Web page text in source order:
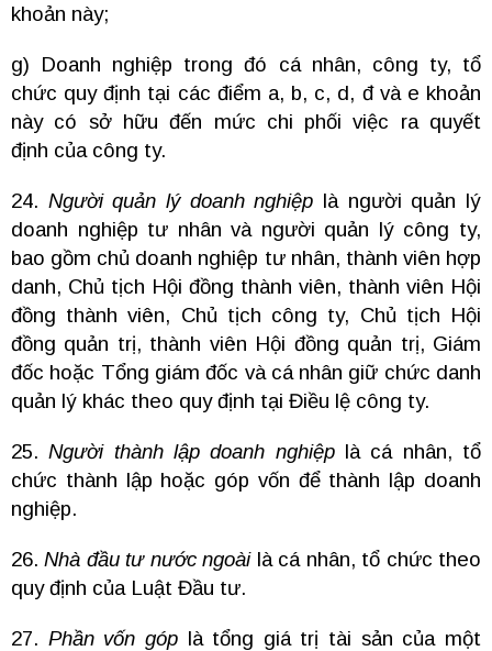
khoản này;
g) Doanh nghiệp trong đó cá nhân, công ty, tổ
chức quy định tại các điểm a, b, c, d, đ và e khoản
này có sở hữu đến mức chi phối việc ra quyết
định của công ty.
24. Người quản lý doanh nghiệp là người quản lý
doanh nghiệp tư nhân và người quản lý công ty,
bao gồm chủ doanh nghiệp tư nhân, thành viên hợp
danh, Chủ tịch Hội đồng thành viên, thành viên Hội
đồng thành viên, Chủ tịch công ty, Chủ tịch Hội
đồng quản trị, thành viên Hội đồng quản trị, Giám
đốc hoặc Tổng giám đốc và cá nhân giữ chức danh
quản lý khác theo quy định tại Điều lệ công ty.
25.Người thành lập doanh nghiệplà cá nhân, tổ
chức thành lập hoặc góp vốn để thành lập doanh
nghiệp.
26.Nhà đầu tư nước ngoàilà cá nhân, tổ chức theo
quy định của Luật Đầu tư.
27. Phần vốn góplà tổng giá trị tài sản của một